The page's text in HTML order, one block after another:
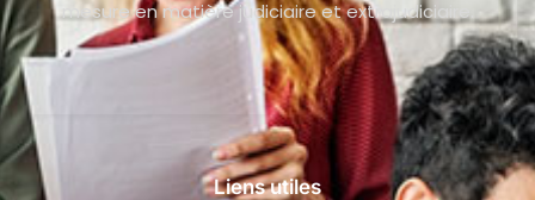
mesure en matière judiciaire et extrajudiciaire.
Liens utiles